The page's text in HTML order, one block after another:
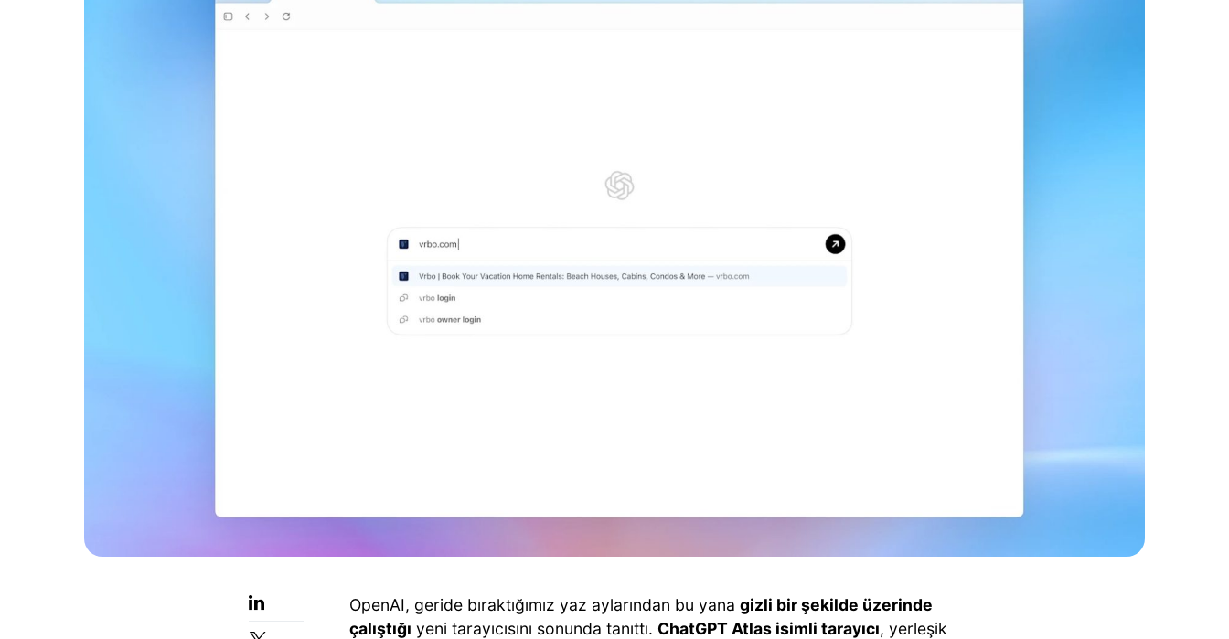
OpenAI, geride bıraktığımız yaz aylarından bu yana gizli bir şekilde üzerinde
çalıştığı yeni tarayıcısını sonunda tanıttı. ChatGPT Atlas isimli tarayıcı, yerleşik